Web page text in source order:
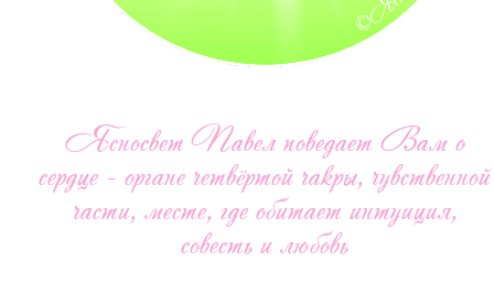
Ясносвет Павел поведает Вам о
сердце - органе четвёртой чакры, чувственной
части, месте, где обитает интуиция,
совесть и любовь